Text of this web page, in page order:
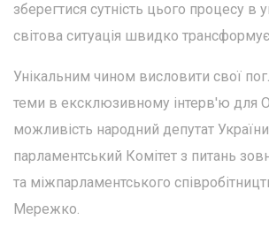
зберегтися сутність цього процесу в
світова ситуація швидко
Унікальним чином висловити свої
теми в ексклюзивному інтерв'ю для
можливість народний депутат
парламентський Комітет з питань
та міжпарламентського
Мережко.